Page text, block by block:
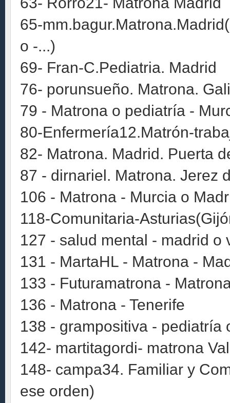
65-
o -...)
69- Fran-C.Pediatria. Madrid
76- porunsueño. Matrona.
79 - Matrona o pediatría -
80-Enfermería12.Matrón-
82- Matrona. Madrid. Puerta
87 - dirnariel. Matrona. Jerez
106 - Matrona - Murcia o
118-Comunitaria-
127 - salud mental - madrid o
131 - MartaHL - Matrona -
133 - Futuramatrona -
136 - Matrona - Tenerife
138 - grampositiva - pediatría
142- martitagordi- matrona
148- campa34. Familiar y
ese orden)